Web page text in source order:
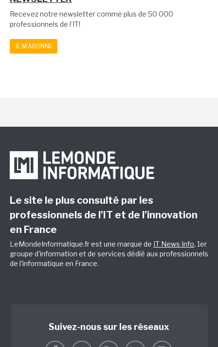
Recevez notre newsletter comme plus de 50 000
professionnels de l'IT!
JE M'ABONNE
Le site le plus consulté par les
professionnels de l’IT et de l’innovation
en France
LeMondeInformatique.fr est une marque de IT News Info, 1er
groupe d'information et de services dédié aux professionnels
de l'informatique en France.
Suivez-nous sur les réseaux